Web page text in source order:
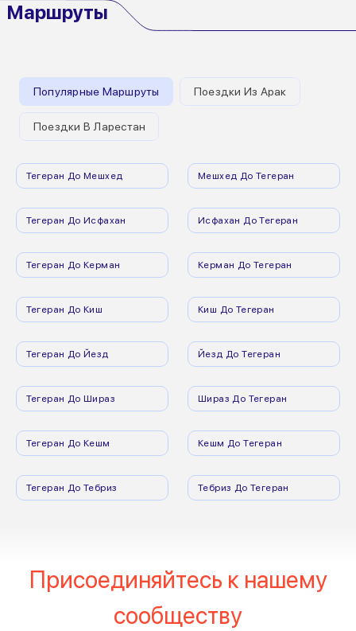
Маршруты
Популярные Маршруты Поездки Из Арак
Поездки В Ларестан
Тегеран До Мешхед Мешхед До Тегеран
Тегеран До Исфахан Исфахан До Тегеран
Тегеран До Керман Керман До Тегеран
Тегеран До Киш Киш До Тегеран
Тегеран До Йезд Йезд До Тегеран
Тегеран До Шираз Шираз До Тегеран
Тегеран До Кешм Кешм До Тегеран
Тегеран До Тебриз Тебриз До Тегеран
Присоединяйтесь к нашему
сообществу